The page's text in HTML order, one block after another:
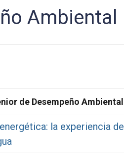
Ambiental
de Desempeño Ambiental
la experiencia